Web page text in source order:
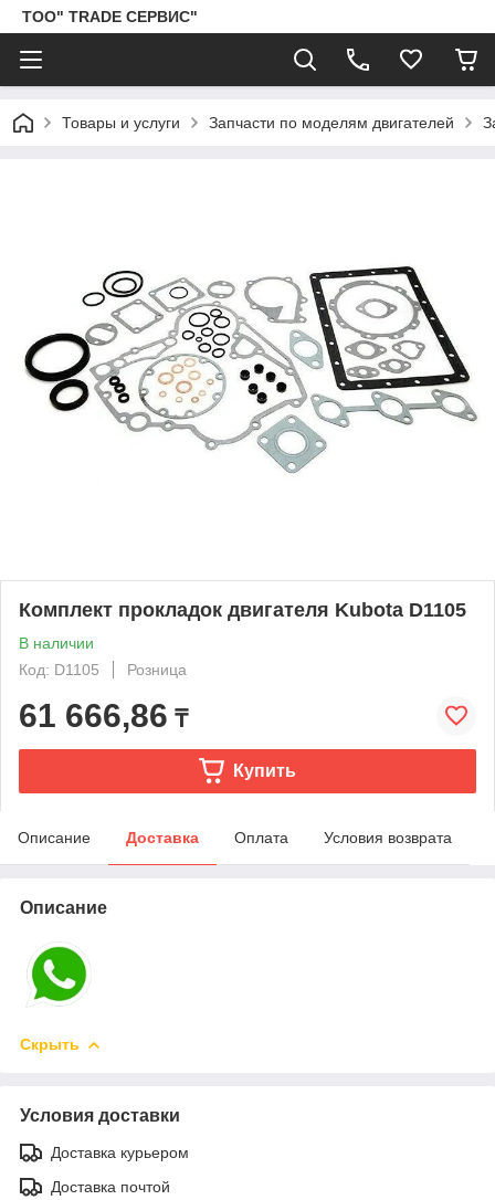
ТОО" TRADE СЕРВИС"
Товары и услуги Запчасти по моделям двигателей
Комплект прокладок двигателя Kubota D1105
В наличии
Код: D1105
Розница
61 666,86 ₸
Купить
Описание Доставка Оплата Условия возврата
Описание
Скрыть
Условия доставки
Доставка курьером
Доставка почтой